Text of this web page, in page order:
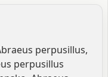
perpusillus,
perpusillus